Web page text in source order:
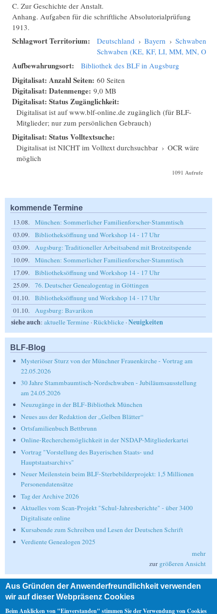
C. Zur Geschichte der Anstalt.
Anhang. Aufgaben für die schriftliche Absolutorialprüfung
1913.
Schlagwort Territorium: Deutschland › Bayern › Schwaben
Schwaben (KE, KF, LI, MM, MN, OA,
Aufbewahrungsort: Bibliothek des BLF in Augsburg
Digitalisat: Anzahl Seiten: 60 Seiten
Digitalisat: Datenmenge: 9,0 MB
Digitalisat: Status Zugänglichkeit:
Digitalisat ist auf www.blf-online.de zugänglich (für BLF-
Mitglieder; nur zum persönlichen Gebrauch)
Digitalisat: Status Volltextsuche:
Digitalisat ist NICHT im Volltext durchsuchbar › OCR wäre
möglich
1091 Aufrufe
kommende Termine
13.08.
München: Sommerlicher Familienforscher-Stammtisch
03.09.
Bibliotheksöffnung und Workshop 14 - 17 Uhr
03.09.
Augsburg: Traditioneller Arbeitsabend mit Brotzeitspende
10.09.
München: Sommerlicher Familienforscher-Stammtisch
17.09.
Bibliotheksöffnung und Workshop 14 - 17 Uhr
25.09.
76. Deutscher Genealogentag in Göttingen
01.10.
Bibliotheksöffnung und Workshop 14 - 17 Uhr
01.10.
Augsburg: Bavarikon
siehe auch: aktuelle Termine ·Rückblicke ·Neuigkeiten
BLF-Blog
Mysteriöser Sturz von der Münchner Frauenkirche - Vortrag am
22.05.2026
30 Jahre Stammbaumtisch-Nordschwaben - Jubiläumsausstellung
am 24.05.2026
Neuzugänge in der BLF-Bibliothek München
Neues aus der Redaktion der „Gelben Blätter“
Ortsfamilienbuch Bettbrunn
Online-Recherchemöglichkeit in der NSDAP-Mitgliederkartei
Vortrag "Vorstellung des Bayerischen Staats- und
Hauptstaatsarchivs"
Neuer Meilenstein beim BLF-Sterbebilderprojekt: 1,5 Millionen
Personendatensätze
Tag der Archive 2026
Aktuelles vom Scan-Projekt "Schul-Jahresberichte" - über 3400
Digitalisate online
Kursabende zum Schreiben und Lesen der Deutschen Schrift
Verdiente Genealogen 2025
mehr
zur größeren Ansicht
Suche
Suche
Aus Gründen der Anwenderfreundlichkeit verwenden
wir auf dieser Webpräsenz Cookies
Beim Anklicken von "Einverstanden" stimmen Sie der Verwendung von Cookies